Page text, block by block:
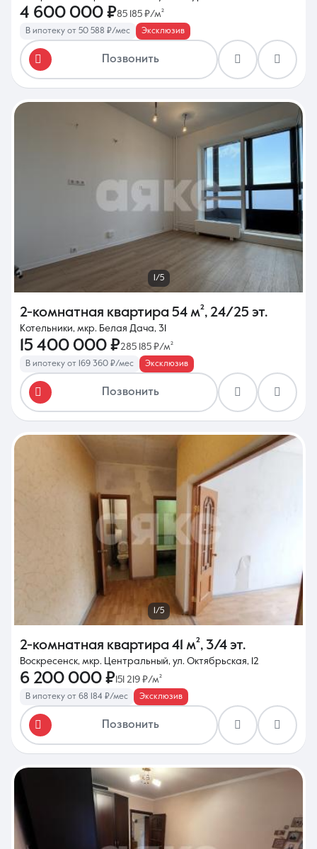
4 600 000 ₽85 185 ₽/м²
В ипотеку от 50 588 ₽/мес Эксклюзив
Позвонить
1/5
2-комнатная квартира 54 м², 24/25 эт.
Котельники, мкр. Белая Дача, 31
15 400 000 ₽285 185 ₽/м²
В ипотеку от 169 360 ₽/мес Эксклюзив
Позвонить
1/5
2-комнатная квартира 41 м², 3/4 эт.
Воскресенск, мкр. Центральный, ул. Октябрьская, 12
6 200 000 ₽ 151 219 ₽/м²
В ипотеку от 68 184 ₽/мес Эксклюзив
Позвонить